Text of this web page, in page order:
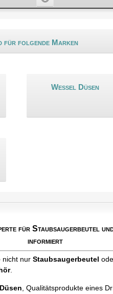
für folgende Marken
Wessel Düsen
für Staubsaugerbeutel
informiert
nicht nurStaubsaugerbeutel
.
Düsen, Qualitätsprodukte eines